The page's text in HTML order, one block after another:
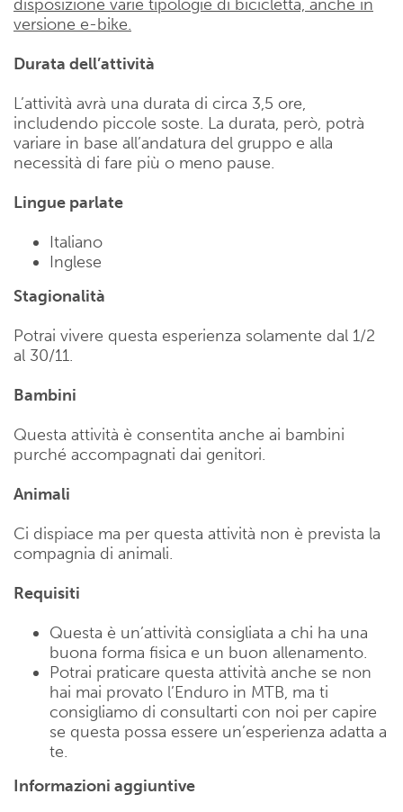
disposizione varie tipologie di bicicletta, anche in
versione e-bike.
Durata dell’attività
L’attività avrà una durata di circa 3,5 ore,
includendo piccole soste. La durata, però, potrà
variare in base all’andatura del gruppo e alla
necessità di fare più o meno pause.
Lingue parlate
Italiano
Inglese
Stagionalità
Potrai vivere questa esperienza solamente dal 1/2
al 30/11.
Bambini
Questa attività è consentita anche ai bambini
purché accompagnati dai genitori.
Animali
Ci dispiace ma per questa attività non è prevista la
compagnia di animali.
Requisiti
Questa è un’attività consigliata a chi ha una
buona forma fisica e un buon allenamento.
Potrai praticare questa attività anche se non
hai mai provato l’Enduro in MTB, ma ti
consigliamo di consultarti con noi per capire
se questa possa essere un’esperienza adatta a
te.
Informazioni aggiuntive